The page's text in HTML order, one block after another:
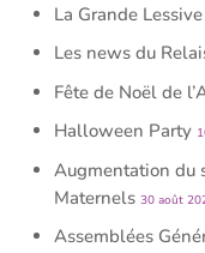
La Grande Lessive
Les news du
Fête de Noël de
Halloween Party
Augmentation du
Maternels 30 août
Assemblées